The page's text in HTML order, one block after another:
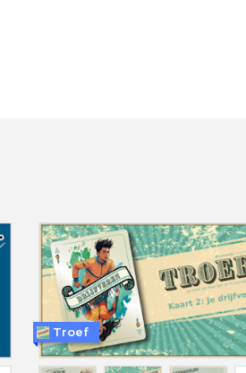
Troef